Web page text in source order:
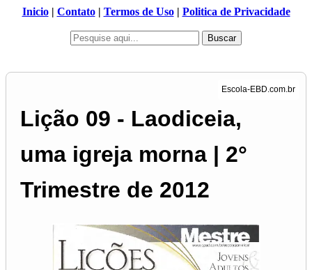
Inicio| Contato| Termos de Uso| Politica de Privacidade
Buscar
Lição 09 - Laodiceia,
uma igreja morna | 2°
Trimestre de 2012